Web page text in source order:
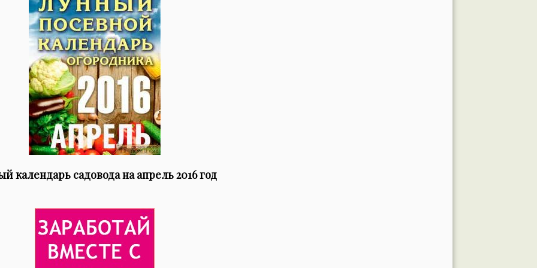
календарь садовода на апрель 2016 год